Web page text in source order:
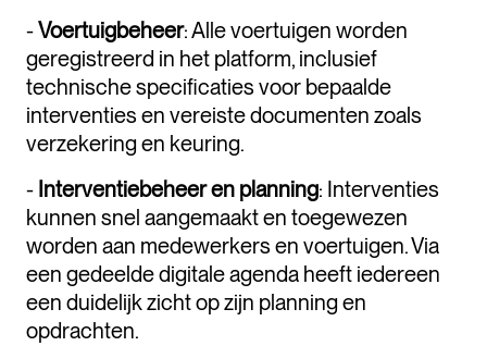
-Voertuigbeheer: Alle voertuigen worden
geregistreerd in het platform, inclusief
technische specificaties voor bepaalde
interventies en vereiste documenten zoals
verzekering en keuring.
- Interventiebeheer en planning: Interventies
kunnen snel aangemaakt en toegewezen
worden aan medewerkers en voertuigen. Via
een gedeelde digitale agenda heeft iedereen
een duidelijk zicht op zijn planning en
opdrachten.